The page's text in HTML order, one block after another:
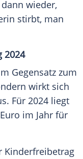
wieder,
stirbt, man
2024
Gegensatz zum
wirkt sich
Für 2024 liegt
im Jahr für
Kinderfreibetrag